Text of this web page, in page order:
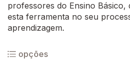
professores do Ensino Básico,
esta ferramenta no seu
aprendizagem.
opções